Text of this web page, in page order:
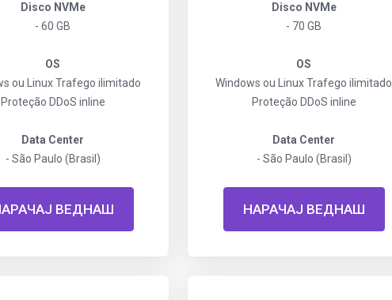
Disco NVMe
- 60 GB
OS
ou LinuxTrafego ilimitado
Proteção DDoS inline
Data Center
- São Paulo (Brasil)
ВЕДНАШ
Disco NVMe
- 70 GB
OS
Windows ou LinuxTrafego ilimitado
Proteção DDoS inline
Data Center
- São Paulo (Brasil)
НАРАЧАЈ ВЕДНАШ